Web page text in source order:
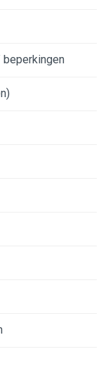
beperkingen